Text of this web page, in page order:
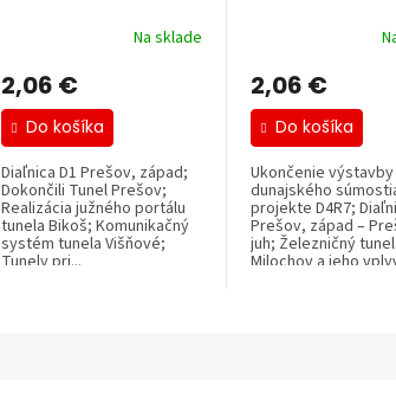
Na sklade
2,06 €
Do košíka
Diaľnica D1 Prešov, západ;
Dokončili Tunel Prešov;
Realizácia južného portálu
tunela Bikoš; Komunikačný
systém tunela Višňové;
Tunely pri...
2,06 €
Do košíka
Ukončenie výstavby
dunajského
projekte D4R7;
Prešov, západ –
juh; Železničný tunel
Milochov a jeho